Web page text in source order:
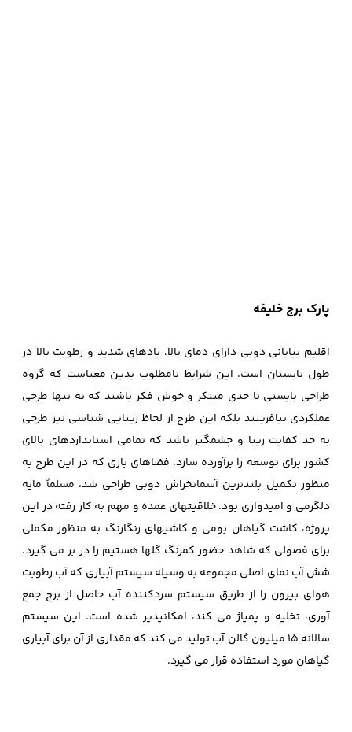
پارک برج خلیفه
اقلیم بیابانی دوبی دارای دمای بالا، بادهای شدید و رطوبت بالا در
طول تابستان است. این شرایط نامطلوب بدین معناست که گروه
طراحی بایستی تا حدی مبتکر و خوش فکر باشند که نه تنها طرحی
عملکردی بیافرینند بلکه این طرح از لحاظ زیبایی شناسی نیز طرحی
به حد کفایت زیبا و چشمگیر باشد که تمامی استانداردهای بالای
کشور برای توسعه را برآورده سازد. فضاهای بازی که در این طرح به
منظور تکمیل بلندترین آسمانخراش دوبی طراحی شد، مسلماً مایه
دلگرمی و امیدواری بود. خلاقیتهای عمده و مهم به کار رفته در این
پروژه، کاشت گیاهان بومی و کاشیهای رنگارنگ به منظور مکملی
برای فصولی که شاهد حضور کمرنگ گلها هستیم را در بر می گیرد.
شش آب نمای اصلی مجموعه به وسیله سیستم آبیاری که آب رطوبت
هوای بیرون را از طریق سیستم سردکننده آب حاصل از برج جمع
آوری، تخلیه و پمپاژ می کند، امکانپذیر شده است. این سیستم
سالانه 15 میلیون گالن آب تولید می کند که مقداری از آن برای آبیاری
گیاهان مورد استفاده قرار می گیرد.